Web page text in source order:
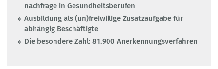
nachfrage in Gesundheitsberufen
Ausbildung als (un)freiwillige Zusatzaufgabe für
abhängig Beschäftigte
Die besondere Zahl: 81.900 Anerkennungsverfahren